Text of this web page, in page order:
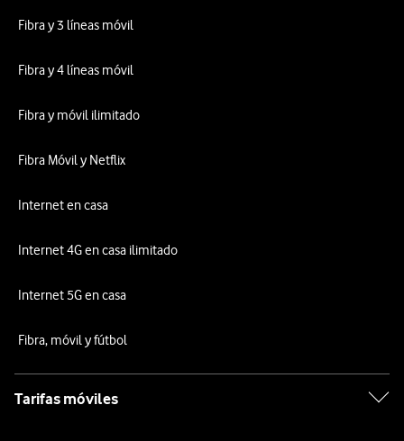
Fibra y 3 líneas móvil
Fibra y 4 líneas móvil
Fibra y móvil ilimitado
Fibra Móvil y Netflix
Internet en casa
Internet 4G en casa ilimitado
Internet 5G en casa
Fibra, móvil y fútbol
Tarifas móviles